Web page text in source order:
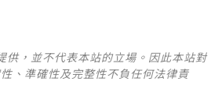
供，並不代表本站的立場。因此本站對
、準確性及完整性不負任何法律責